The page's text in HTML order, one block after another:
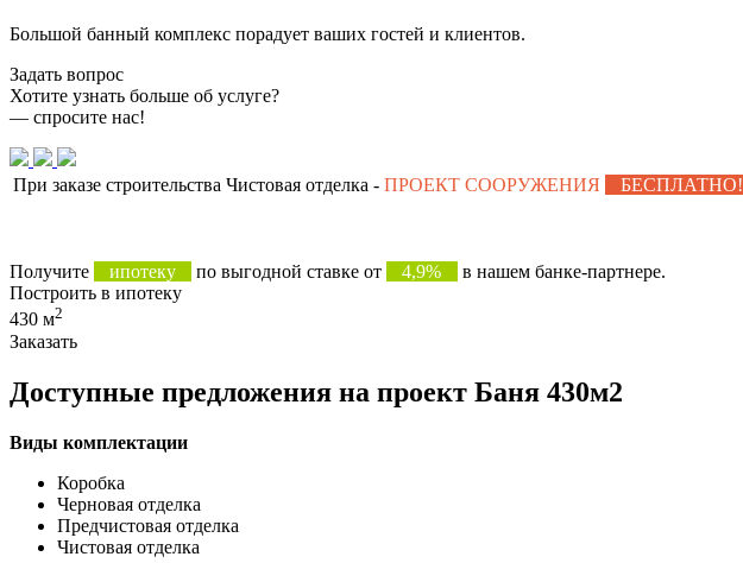
Большой банный комплекс порадует ваших гостей и клиентов.
Задать вопрос
Хотите узнать больше об услуге?
— спросите нас!
При заказе строительства Чистовая отделка - ПРОЕКТ СООРУЖЕНИЯ БЕСПЛАТНО!
Получите ипотеку по выгодной ставке от 4,9%
в нашем банке-партнере.
Построить в ипотеку
430 м2
Заказать
Доступные предложения на проект Баня 430м2
Виды комплектации
Коробка
Черновая отделка
Предчистовая отделка
Чистовая отделка